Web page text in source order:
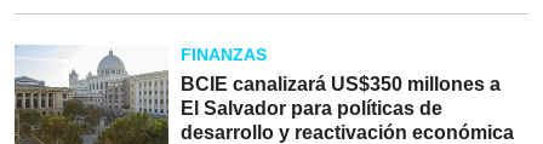
FINANZAS
BCIE canalizará US$350 millones a
El Salvador para políticas de
desarrollo y reactivación económica